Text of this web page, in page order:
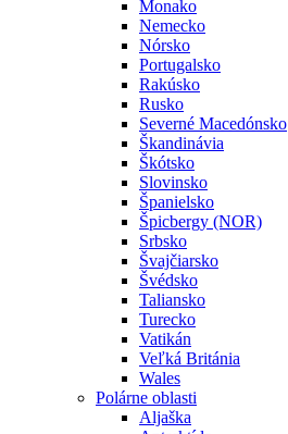
Monako
Nemecko
Nórsko
Portugalsko
Rakúsko
Rusko
Severné Macedónsko
Škandinávia
Škótsko
Slovinsko
Španielsko
Špicbergy (NOR)
Srbsko
Švajčiarsko
Švédsko
Taliansko
Turecko
Vatikán
Veľká Británia
Wales
Polárne oblasti
Aljaška